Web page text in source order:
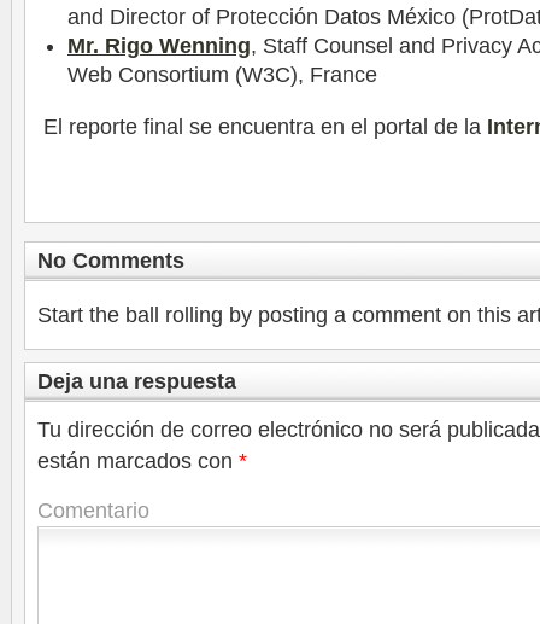
and Director of Protección Datos México
Mr. Rigo Wenning, Staff Counsel and Privacy
Web Consortium (W3C), France
El reporte final se encuentra en el portal de la
No Comments
Start the ball rolling by posting a comment on this
Deja una respuesta
Tu dirección de correo electrónico no será
están marcados con *
Comentario